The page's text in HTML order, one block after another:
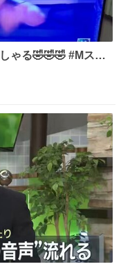
ゃる🤣🤣🤣 #Mステ